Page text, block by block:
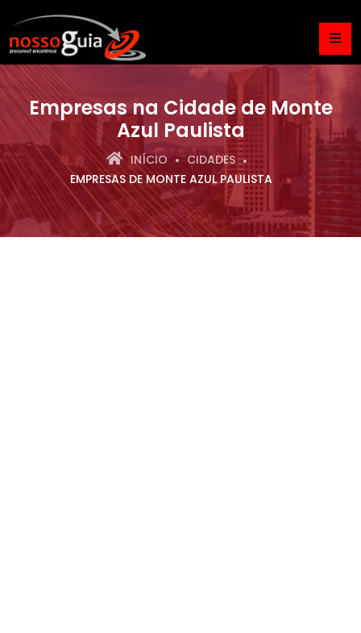
Empresas na Cidade de Monte
Azul Paulista
INÍCIO
CIDADES
EMPRESAS DE MONTE AZUL PAULISTA